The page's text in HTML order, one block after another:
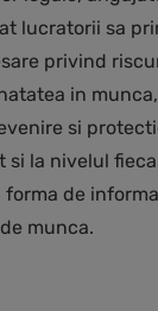
lucratorii sa
privind
in
si
si la nivelul
forma de
munca.